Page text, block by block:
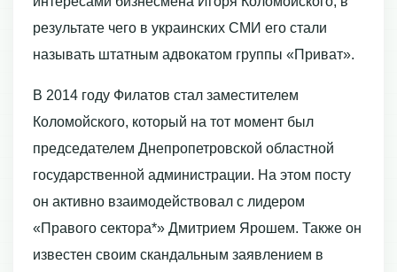
результате чего в украинских СМИ его стали
называть штатным адвокатом группы «Приват».
В 2014 году Филатов стал заместителем
Коломойского, который на тот момент был
председателем Днепропетровской областной
государственной администрации. На этом посту
он активно взаимодействовал с лидером
«Правого сектора*» Дмитрием Ярошем. Также он
известен своим скандальным заявлением в